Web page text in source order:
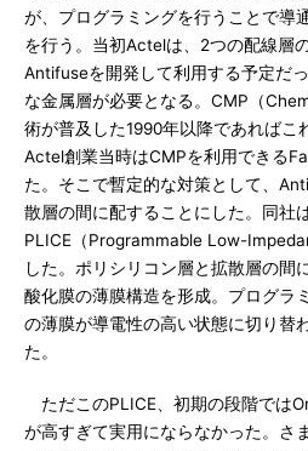
が、プログラミングを行うことで導
を行う。当初Actelは、2つの配線層
Antifuseを開発して利用する予定だ
な金属層が必要となる。CMP（
術が普及した1990年以降であればこ
Actel創業当時はCMPを利用できる
た。そこで暫定的な対策として、
散層の間に配することにした。同社
PLICE（Programmable Low-
した。ポリシリコン層と拡散層の間
酸化膜の薄膜構造を形成。プログラ
の薄膜が導電性の高い状態に切り替
た。
ただこのPLICE、初期の段階では
が高すぎて実用にならなかった。さ